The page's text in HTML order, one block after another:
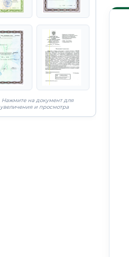
Нажмите на документ для
увеличения и просмотра